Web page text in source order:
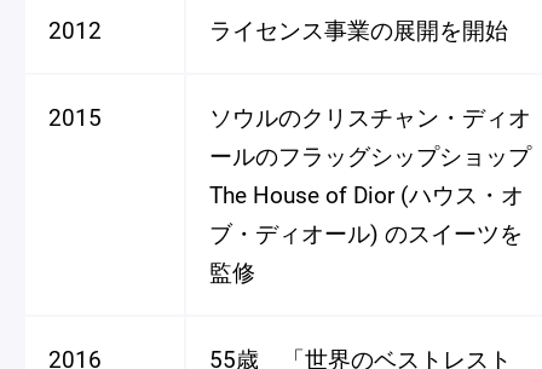
2012 ライセンス事業の展開を開始
2015
ソウルのクリスチャン・ディオ
ールのフラッグシップショップ
The House of Dior (ハウス・オ
ブ・ディオール) のスイーツを
監修
2016
55歳 「世界のベストレスト